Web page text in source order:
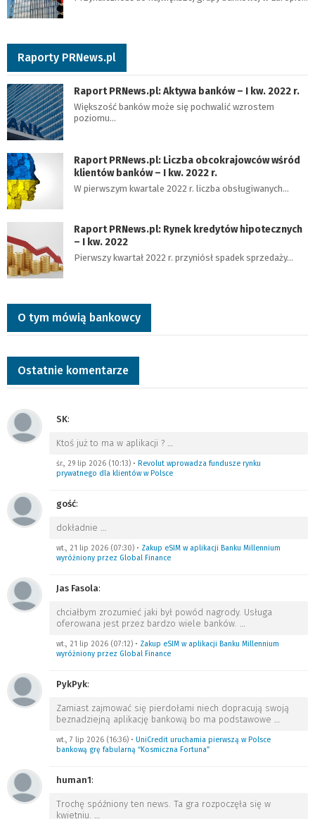
Raporty PRNews.pl
Raport PRNews.pl: Aktywa banków – I kw. 2022 r.
Większość banków może się pochwalić wzrostem
poziomu…
Raport PRNews.pl: Liczba obcokrajowców wśród
klientów banków – I kw. 2022 r.
W pierwszym kwartale 2022 r. liczba obsługiwanych…
Raport PRNews.pl: Rynek kredytów hipotecznych
– I kw. 2022
Pierwszy kwartał 2022 r. przyniósł spadek sprzedaży…
O tym mówią bankowcy
Ostatnie komentarze
SK:
Ktoś już to ma w aplikacji ? …
śr., 29 lip 2026 (10:13) • Revolut wprowadza fundusze rynku
prywatnego dla klientów w Polsce
gość:
dokładnie …
wt., 21 lip 2026 (07:30) • Zakup eSIM w aplikacji Banku Millennium
wyróżniony przez Global Finance
Jas Fasola:
chciałbym zrozumieć jaki był powód nagrody. Usługa
oferowana jest przez bardzo wiele banków. …
wt., 21 lip 2026 (07:12) • Zakup eSIM w aplikacji Banku Millennium
wyróżniony przez Global Finance
PykPyk:
Zamiast zajmować się pierdołami niech dopracują swoją
beznadziejną aplikację bankową bo ma podstawowe …
wt., 7 lip 2026 (16:36) • UniCredit uruchamia pierwszą w Polsce
bankową grę fabularną “Kosmiczna Fortuna”
human1:
Trochę spóźniony ten news. Ta gra rozpoczęła się w
kwietniu. …